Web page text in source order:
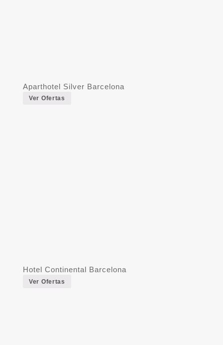
Aparthotel Silver Barcelona
Ver Ofertas
Hotel Continental Barcelona
Ver Ofertas